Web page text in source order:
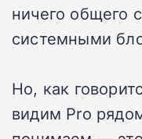
ничего общего
системными
Но, как
видим Pro